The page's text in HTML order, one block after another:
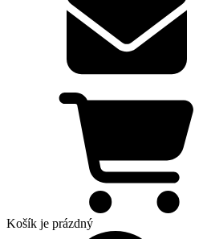
Košík je prázdný